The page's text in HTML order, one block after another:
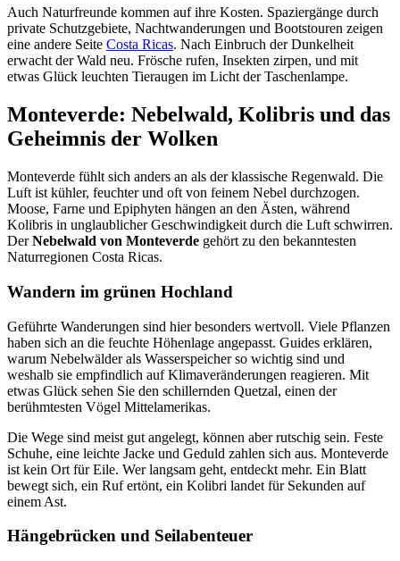
Auch Naturfreunde kommen auf ihre Kosten. Spaziergänge durch
private Schutzgebiete, Nachtwanderungen und Bootstouren zeigen
eine andere Seite Costa Ricas. Nach Einbruch der Dunkelheit
erwacht der Wald neu. Frösche rufen, Insekten zirpen, und mit
etwas Glück leuchten Tieraugen im Licht der Taschenlampe.
Monteverde: Nebelwald, Kolibris und das
Geheimnis der Wolken
Monteverde fühlt sich anders an als der klassische Regenwald. Die
Luft ist kühler, feuchter und oft von feinem Nebel durchzogen.
Moose, Farne und Epiphyten hängen an den Ästen, während
Kolibris in unglaublicher Geschwindigkeit durch die Luft schwirren.
DerNebelwald von Monteverde gehört zu den bekanntesten
Naturregionen Costa Ricas.
Wandern im grünen Hochland
Geführte Wanderungen sind hier besonders wertvoll. Viele Pflanzen
haben sich an die feuchte Höhenlage angepasst. Guides erklären,
warum Nebelwälder als Wasserspeicher so wichtig sind und
weshalb sie empfindlich auf Klimaveränderungen reagieren. Mit
etwas Glück sehen Sie den schillernden Quetzal, einen der
berühmtesten Vögel Mittelamerikas.
Die Wege sind meist gut angelegt, können aber rutschig sein. Feste
Schuhe, eine leichte Jacke und Geduld zahlen sich aus. Monteverde
ist kein Ort für Eile. Wer langsam geht, entdeckt mehr. Ein Blatt
bewegt sich, ein Ruf ertönt, ein Kolibri landet für Sekunden auf
einem Ast.
Hängebrücken und Seilabenteuer